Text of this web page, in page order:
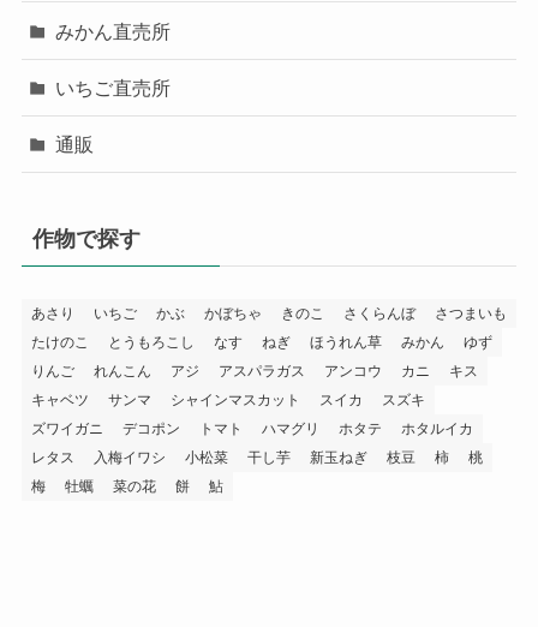
みかん直売所
いちご直売所
通販
作物で探す
あさり いちご かぶ かぼちゃ きのこ さくらんぼ
さつまいも
たけのこ
とうもろこし なす ねぎ ほうれん草 みかん
ゆず
りんご
れんこん アジ アスパラガス アンコウ カニ
キス
キャベツ
サンマ シャインマスカット スイカ
スズキ
ズワイガニ
デコポン トマト ハマグリ ホタテ
ホタルイカ
レタス
入梅イワシ 小松菜 干し芋 新玉ねぎ 枝豆 柿
桃
梅
牡蠣 菜の花 餅 鮎